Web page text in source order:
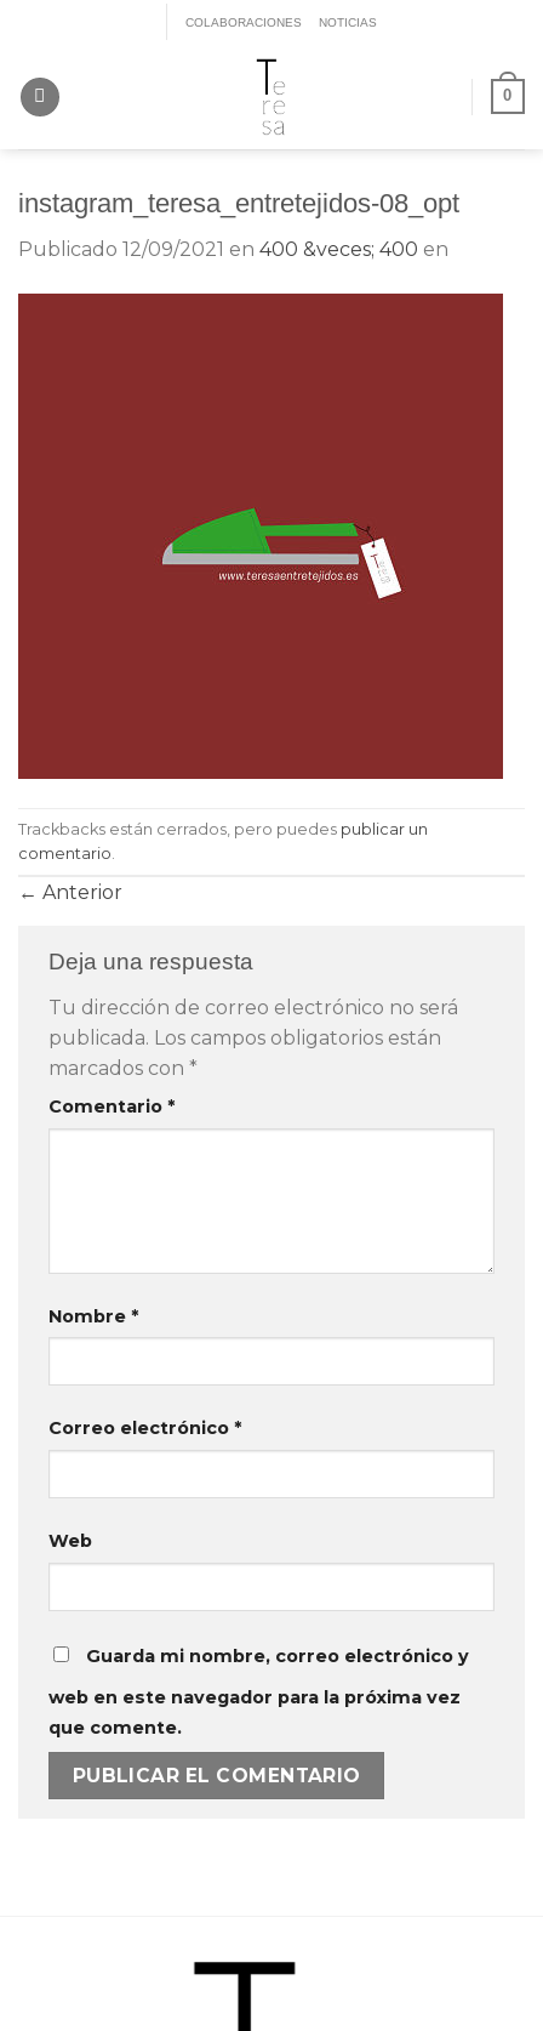
contenido
COLABORACIONES NOTICIAS
0
instagram_teresa_entretejidos-08_opt
Publicado 12/09/2021 en 400 &veces; 400 en
Trackbacks están cerrados, pero puedes publicar un
comentario
← Anterior
Deja una respuesta
Tu dirección de correo electrónico no será
publicada. Los campos obligatorios están
marcados con *
Comentario *
Nombre *
Correo electrónico *
Web
Guarda mi nombre, correo electrónico y
web en este navegador para la próxima vez
que comente.